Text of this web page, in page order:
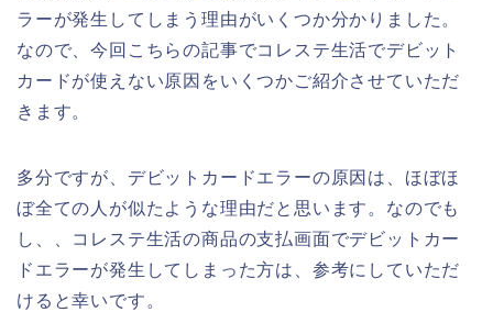
ラーが発生してしまう理由がいくつか分かりました。
なので、今回こちらの記事でコレステ生活でデビット
カードが使えない原因をいくつかご紹介させていただ
きます。
多分ですが、デビットカードエラーの原因は、ほぼほ
ぼ全ての人が似たような理由だと思います。なのでも
し、、コレステ生活の商品の支払画面でデビットカー
ドエラーが発生してしまった方は、参考にしていただ
けると幸いです。